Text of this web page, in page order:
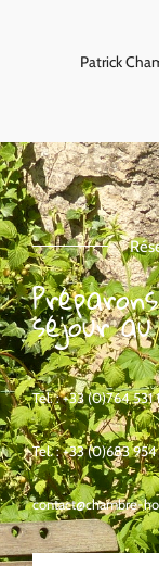
Patrick
séjour
Tel. : +33 (0)764 531
Tel. : +33 (0)683
contact@chambre-